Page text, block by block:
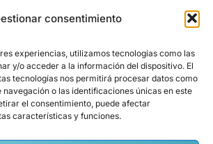
consentimiento
experiencias, utilizamos tecnologías como las
y/o acceder a la información del dispositivo. El
tecnologías nos permitirá procesar datos como
o las identificaciones únicas en este
el consentimiento, puede afectar
características y funciones.
Alquiler a largo plazo
aceptas nuestrapolítica de privacidad.
ESTAR AL DÍA